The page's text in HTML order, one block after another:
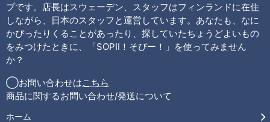
プです。店長はスウェーデン、スタッフはフィンランドに在住
しながら、日本のスタッフと運営しています。あなたも、なに
かぴったりくることがあったり、探していたちょうどよいもの
をみつけたときに、「SOPII！そぴー！」を使ってみません
か？
◯お問い合わせはこちら
商品に関するお問い合わせ/発送について
ホーム